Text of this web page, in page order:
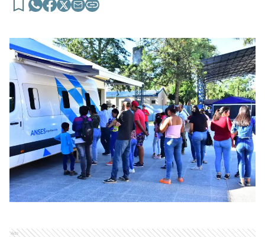
Ads